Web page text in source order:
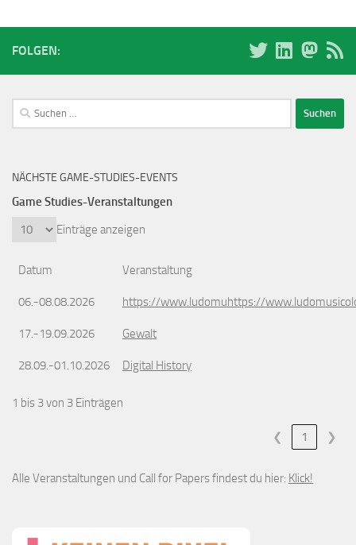
FOLGEN:
Suchen
nach:
NÄCHSTE GAME-STUDIES-EVENTS
Game Studies-Veranstaltungen
Einträge anzeigen
Datum Veranstaltung
06.-08.08.2026 https://www.ludomuhttps://
17.-19.09.2026 Gewalt
28.09.-01.10.2026 Digital History
1 bis 3 von 3 Einträgen
❮ 1 ❯
Alle Veranstaltungen und Call for Papers findest du hier: Klick!